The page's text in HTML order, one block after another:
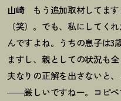
山崎もう追加取材してます
（笑）。でも、私にしてく
んですよね。うちの息子は3
ますし、親としての状況も
夫なりの正解を出さないと
――厳しいですねー。コピペ